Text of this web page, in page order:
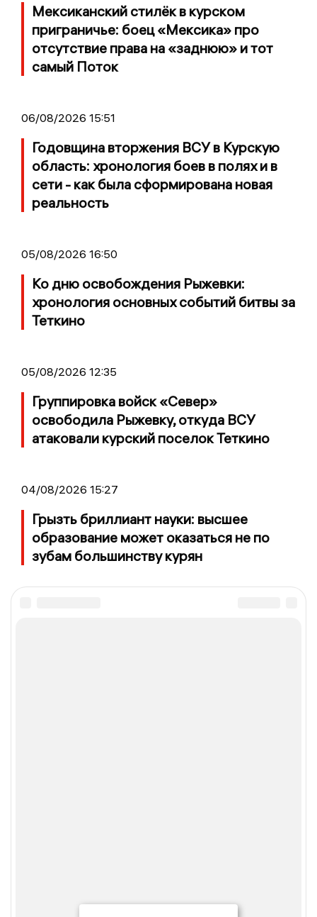
Мексиканский стилёк в курском
приграничье: боец «Мексика» про
отсутствие права на «заднюю» и тот
самый Поток
06/08/2026 15:51
Годовщина вторжения ВСУ в Курскую
область: хронология боев в полях и в
сети - как была сформирована новая
реальность
05/08/2026 16:50
Ко дню освобождения Рыжевки:
хронология основных событий битвы за
Теткино
05/08/2026 12:35
Группировка войск «Север»
освободила Рыжевку, откуда ВСУ
атаковали курский поселок Теткино
04/08/2026 15:27
Грызть бриллиант науки: высшее
образование может оказаться не по
зубам большинству курян